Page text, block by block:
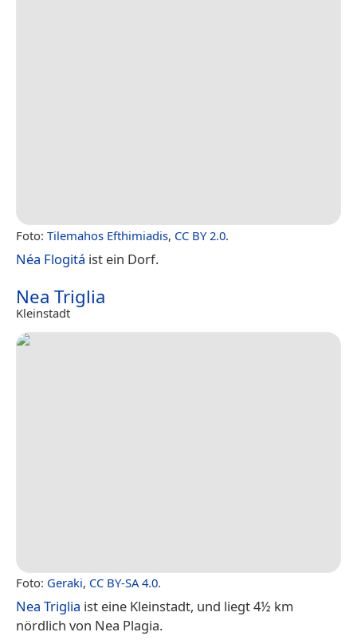
Foto: Tilemahos Efthimiadis, CC BY 2.0.
Néa Flogitá ist ein Dorf.
Nea Triglia
Kleinstadt
Foto: Geraki, CC BY-SA 4.0.
Nea Triglia ist eine Kleinstadt, und liegt 4½ km
nördlich von Nea Plagia.